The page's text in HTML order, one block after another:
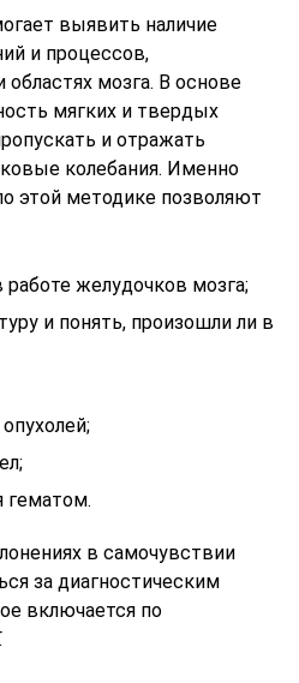
выявить наличие
и процессов,
областях мозга. В основе
мягких и твердых
и отражать
колебания. Именно
этой методике позволяют
желудочков мозга;
и понять, произошли ли в
гематом.
в самочувствии
за диагностическим
включается по